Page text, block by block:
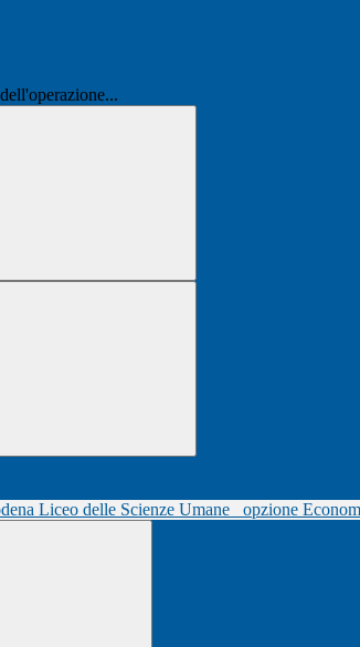
Liceo delle Scienze Umane opzione